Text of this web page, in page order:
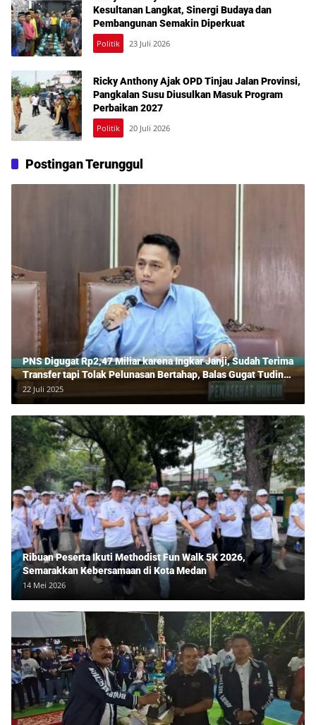
Kesultanan Langkat, Sinergi Budaya dan
Pembangunan Semakin Diperkuat
Politik 23 Juli 2026
Ricky Anthony Ajak OPD Tinjau Jalan Provinsi,
Pangkalan Susu Diusulkan Masuk Program
Perbaikan 2027
Politik 20 Juli 2026
Postingan Terunggul
PNS Digugat Rp2,47 Miliar karena Ingkar Janji, Sudah Terima
Transfer tapi Tolak Pelunasan Bertahap, Balas Gugat Tuding
Lawan Tipu Rp850 Juta
22 Juli 2025
Ribuan Peserta Ikuti Methodist Fun Walk 5K 2026,
Semarakkan Kebersamaan di Kota Medan
14 Mei 2026